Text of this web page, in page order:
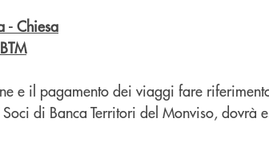
- Chiesa
e il pagamento dei viaggi fare
di Banca Territori del Monviso,